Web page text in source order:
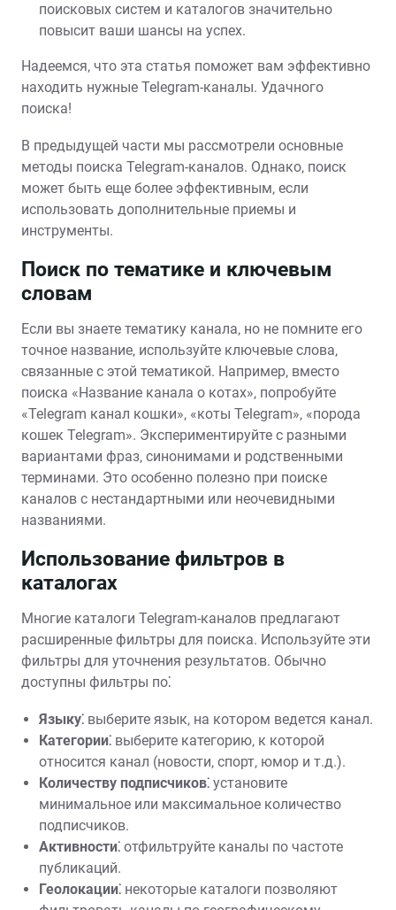
поисковых систем и каталогов значительно
повысит ваши шансы на успех.
Надеемся‚ что эта статья поможет вам эффективно
находить нужные Telegram-каналы. Удачного
поиска!
В предыдущей части мы рассмотрели основные
методы поиска Telegram-каналов. Однако‚ поиск
может быть еще более эффективным‚ если
использовать дополнительные приемы и
инструменты.
Поиск по тематике и ключевым
словам
Если вы знаете тематику канала‚ но не помните его
точное название‚ используйте ключевые слова‚
связанные с этой тематикой. Например‚ вместо
поиска «Название канала о котах»‚ попробуйте
«Telegram канал кошки»‚ «коты Telegram»‚ «порода
кошек Telegram». Экспериментируйте с разными
вариантами фраз‚ синонимами и родственными
терминами. Это особенно полезно при поиске
каналов с нестандартными или неочевидными
названиями.
Использование фильтров в
каталогах
Многие каталоги Telegram-каналов предлагают
расширенные фильтры для поиска. Используйте эти
фильтры для уточнения результатов. Обычно
доступны фильтры по⁚
Языку⁚ выберите язык‚ на котором ведется канал.
Категории⁚ выберите категорию‚ к которой
относится канал (новости‚ спорт‚ юмор и т.д.).
Количеству подписчиков⁚ установите
минимальное или максимальное количество
подписчиков.
Активности⁚ отфильтруйте каналы по частоте
публикаций.
Геолокации⁚ некоторые каталоги позволяют